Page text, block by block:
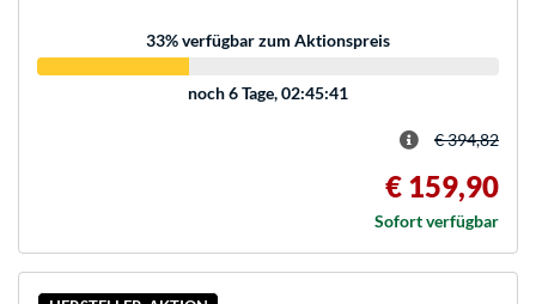
33% verfügbar zum Aktionspreis
noch6 Tage, 02:45:41
€ 394,82
€ 159,90
Sofort verfügbar